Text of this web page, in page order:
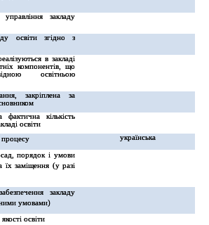
закладу
освіти згідно з
в закладі
компонентів, що
освітньою
закріплена за
фактична кількість
освіти
українська
порядок і умови
їх заміщення (у разі
закладу
умовами)
освіти